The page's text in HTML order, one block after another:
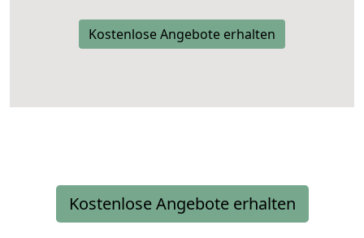
Kostenlose Angebote erhalten
Kostenlose Angebote erhalten